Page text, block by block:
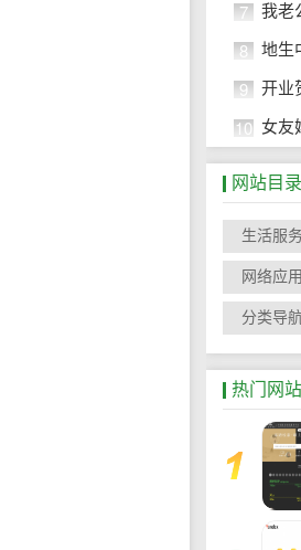
7 我老
8 地生
9 开业
10 女友
网站目录
生活服务
网络应用
分类导
热门网站